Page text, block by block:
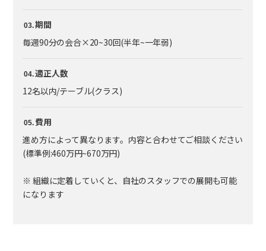
期間
毎週90分の会合×20~30回(半年~一年弱)
適正人数
12名以内/テーブル(クラス)
費用
進め方によって異なります。内容と合わせてご相談ください
(標準例:460万円~670万円)
※ 組織に定着していくと、自社のスタッフでの展開も可能
になります